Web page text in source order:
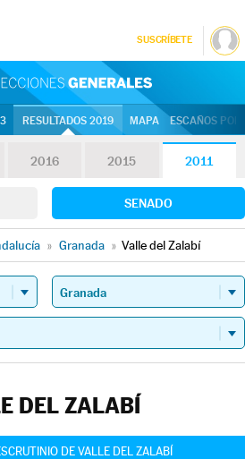
SUSCRÍBETE
RESULTADOS 2019 MAPA ESCAÑOS
2016 2015 2011
SENADO
» Granada » Valle del Zalabí
DEL ZALABÍ
DE VALLE DEL ZALABÍ